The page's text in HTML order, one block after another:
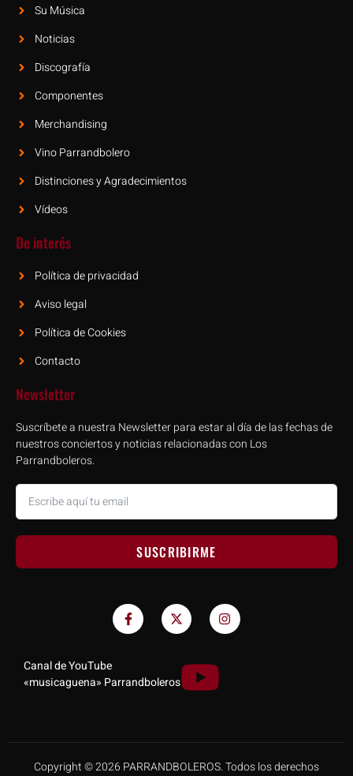
Su Música
Noticias
Discografía
Componentes
Merchandising
Vino Parrandbolero
Distinciones y Agradecimientos
Vídeos
De interés
Política de privacidad
Aviso legal
Política de Cookies
Contacto
Newsletter
Suscríbete a nuestra Newsletter para estar al día de las fechas de
nuestros conciertos y noticias relacionadas con Los
Parrandboleros.
SUSCRIBIRME
Canal de YouTube
«musicaguena» Parrandboleros
Copyright © 2026 PARRANDBOLEROS. Todos los derechos